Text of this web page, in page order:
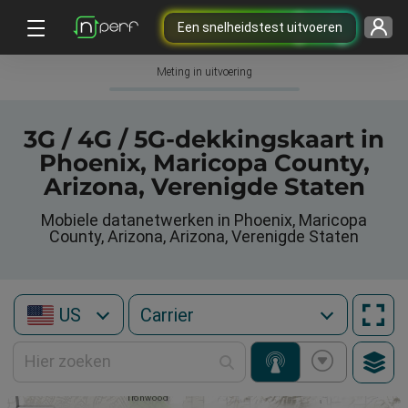
Een snelheidstest uitvoeren
Meting in uitvoering
3G / 4G / 5G-dekkingskaart in
Phoenix, Maricopa County,
Arizona, Verenigde Staten
Mobiele datanetwerken in Phoenix, Maricopa
County, Arizona, Arizona, Verenigde Staten
US